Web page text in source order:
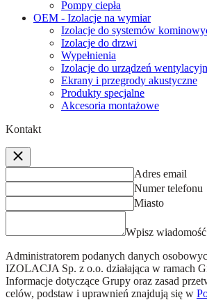
Pompy ciepła
OEM - Izolacje na wymiar
Izolacje do systemów
Izolacje do drzwi
Wypełnienia
Izolacje do urządzeń
Ekrany i przegrody akustyczne
Produkty specjalne
Akcesoria montażowe
Kontakt
Adres email
Numer telefonu
Miasto
Wpisz wiadomość
Administratorem podanych danych
IZOLACJA Sp. z o.o. działająca w ramach
Informacje dotyczące Grupy oraz zasad
celów, podstaw i uprawnień znajdują się w